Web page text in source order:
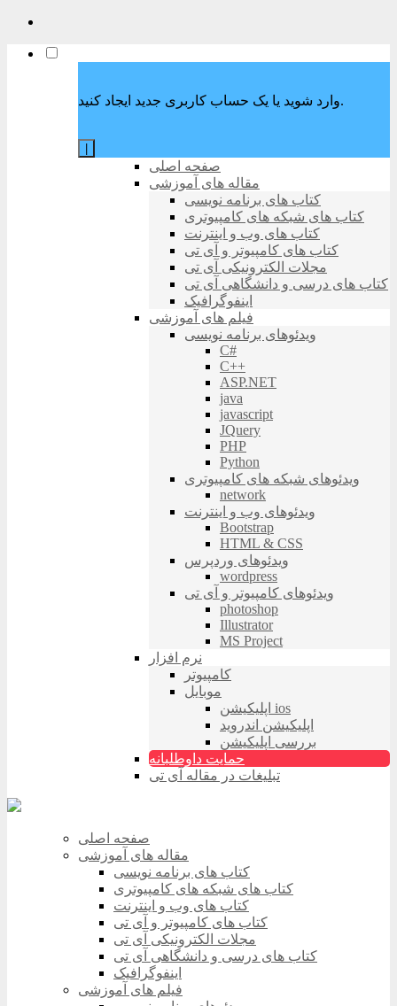
وارد شوید یا یک حساب کاربری جدید ایجاد کنید.
صفحه اصلی
مقاله های آموزشی
کتاب های برنامه نویسی
کتاب های شبکه های کامپیوتری
کتاب های وب و اینترنت
کتاب های کامپیوتر و آی تی
مجلات الکترونیکی آی تی
کتاب های درسی و دانشگاهی آی تی
اینفوگرافیک
فیلم های آموزشی
ویدئوهای برنامه نویسی
C#
C++
ASP.NET
java
javascript
JQuery
PHP
Python
ویدئوهای شبکه های کامپیوتری
network
ویدئوهای وب و اینترنت
Bootstrap
HTML & CSS
ویدئوهای وردپرس
wordpress
ویدئوهای کامپیوتر و آی تی
photoshop
Illustrator
MS Project
نرم افزار
کامپیوتر
موبایل
اپلیکیشن ios
اپلیکیشن اندروید
بررسی اپلیکیشن
حمایت داوطلبانه
تبلیغات در مقاله آی تی
صفحه اصلی
مقاله های آموزشی
کتاب های برنامه نویسی
کتاب های شبکه های کامپیوتری
کتاب های وب و اینترنت
کتاب های کامپیوتر و آی تی
مجلات الکترونیکی آی تی
کتاب های درسی و دانشگاهی آی تی
اینفوگرافیک
فیلم های آموزشی